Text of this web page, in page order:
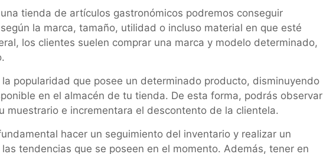
tienda de artículos gastronómicos podremos conseguir
la marca, tamaño, utilidad o incluso material en que esté
los clientes suelen comprar una marca y modelo determinado,
popularidad que posee un determinado producto, disminuyendo
en el almacén de tu tienda. De esta forma, podrás observar
muestrario e incrementara el descontento de la clientela.
hacer un seguimiento del inventario y realizar un
tendencias que se poseen en el momento. Además, tener en